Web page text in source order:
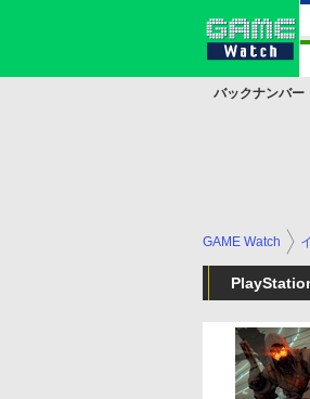
バックナンバー
GAME Watch